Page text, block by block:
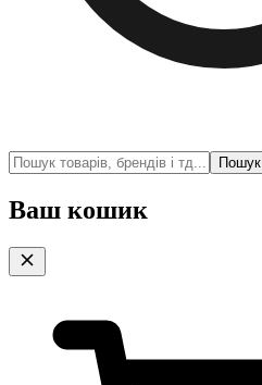
Пошук
Ваш кошик